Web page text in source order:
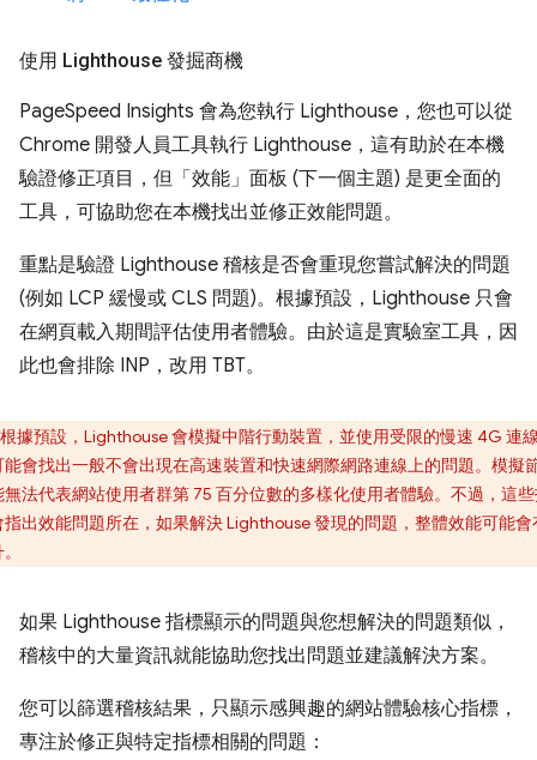
使用 Lighthouse 發掘商機
PageSpeed Insights 會為您執行 Lighthouse，您也可以從
Chrome 開發人員工具執行 Lighthouse，這有助於在本機
驗證修正項目，但「效能」面板 (下一個主題) 是更全面的
工具，可協助您在本機找出並修正效能問題。
重點是驗證 Lighthouse 稽核是否會重現您嘗試解決的問題
(例如 LCP 緩慢或 CLS 問題)。根據預設，Lighthouse 只會
在網頁載入期間評估使用者體驗。由於這是實驗室工具，因
此也會排除 INP，改用 TBT。
根據預設，Lighthouse 會模擬中階行動裝置，並使用受限的慢速 4G 連
能會找出一般不會出現在高速裝置和快速網際網路連線上的問題。模擬
無法代表網站使用者群第 75 百分位數的多樣化使用者體驗。不過，這
指出效能問題所在，如果解決 Lighthouse 發現的問題，整體效能可能會
如果 Lighthouse 指標顯示的問題與您想解決的問題類似，
稽核中的大量資訊就能協助您找出問題並建議解決方案。
您可以篩選稽核結果，只顯示感興趣的網站體驗核心指標，
專注於修正與特定指標相關的問題：